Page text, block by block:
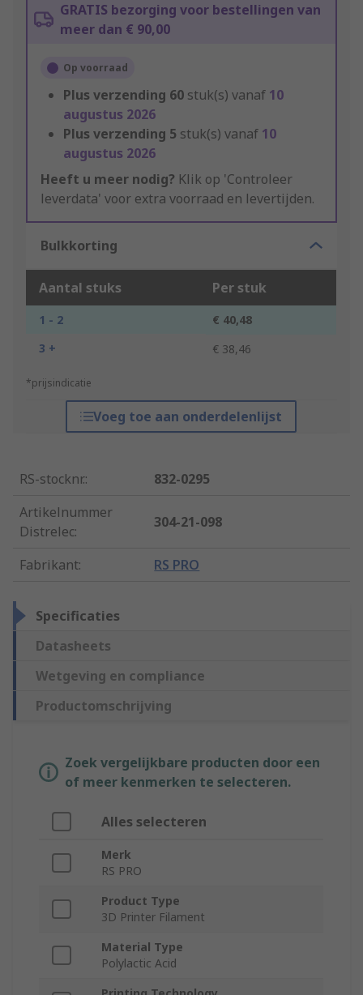
GRATIS bezorging voor bestellingen van
meer dan € 90,00
Op voorraad
Plus verzending 60 stuk(s) vanaf 10
augustus 2026
Plus verzending 5 stuk(s) vanaf 10
augustus 2026
Heeft u meer nodig? Klik op 'Controleer
leverdata' voor extra voorraad en levertijden.
Bulkkorting
Aantal stuks Per stuk
1 - 2
€ 40,48
3 +
€ 38,46
*prijsindicatie
Voeg toe aan onderdelenlijst
RS-stocknr.:
832-0295
Artikelnummer
Distrelec:
304-21-098
Fabrikant: RS PRO
Specificaties
Datasheets
Wetgeving en compliance
Productomschrijving
Zoek vergelijkbare producten door een
of meer kenmerken te selecteren.
Alles selecteren
Merk
RS PRO
Product Type
3D Printer Filament
Material Type
Polylactic Acid